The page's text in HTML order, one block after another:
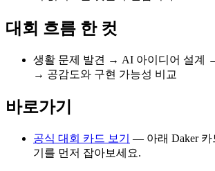
대회 흐름 한 컷
생활 문제 발견 → AI 아이디어 설계
→ 공감도와 구현 가능성 비교
바로가기
공식 대회 카드 보기
— 아래 Daker 카
기를 먼저 잡아보세요.